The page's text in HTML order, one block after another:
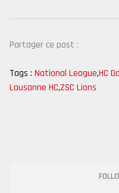
Partager ce post :
Tags : National League,HC
Lausanne HC,ZSC Lions